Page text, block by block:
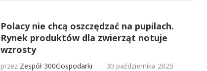
Polacy nie chcą oszczędzać na pupilach.
Rynek produktów dla zwierząt notuje
wzrosty
przez Zespół 300Gospodarki 30 października 2025